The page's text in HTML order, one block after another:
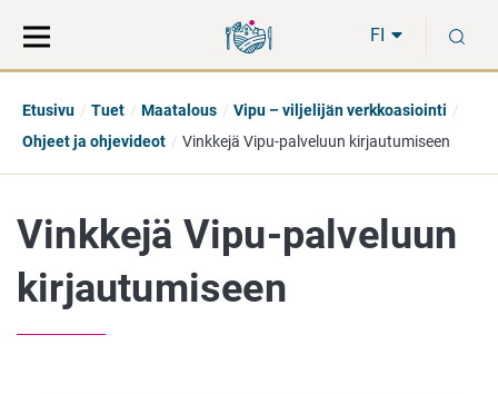
suoraan
sisältöön
koko
sivuston
FI
Etusivu Tuet Maatalous
Vipu – viljelijän verkkoasiointi
Ohjeet ja ohjevideot
Vinkkejä Vipu-palveluun kirjautumiseen
Vinkkejä Vipu-palveluun
kirjautumiseen